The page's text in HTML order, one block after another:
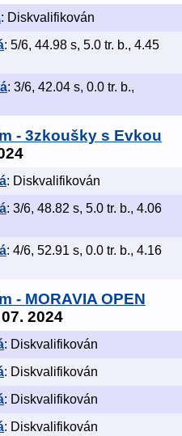
: Diskvalifikován
: 5/6, 44.98 s, 5.0 tr. b., 4.45
: 3/6, 42.04 s, 0.0 tr. b.,
- 3zkoušky s Evkou
: Diskvalifikován
: 3/6, 48.82 s, 5.0 tr. b., 4.06
: 4/6, 52.91 s, 0.0 tr. b., 4.16
- MORAVIA OPEN
2024
: Diskvalifikován
: Diskvalifikován
: Diskvalifikován
: Diskvalifikován